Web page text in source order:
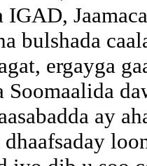
bulshada
ergayga
Soomaalida
ay